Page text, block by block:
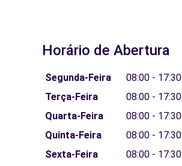
Horário de Abertura
Segunda-Feira
08:00 - 17:30
Terça-Feira
08:00 - 17:30
Quarta-Feira
08:00 - 17:30
Quinta-Feira
08:00 - 17:30
Sexta-Feira
08:00 - 17:30